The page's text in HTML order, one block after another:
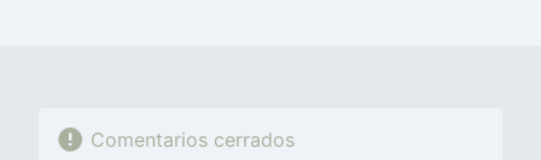
Comentarios cerrados